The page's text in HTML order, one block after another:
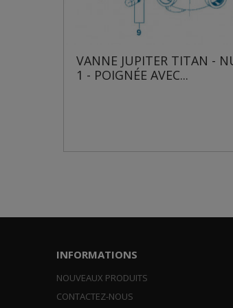
VANNE JUPITER TITAN - NUM
1 - POIGNÉE AVEC...
INFORMATIONS
NOUVEAUX PRODUITS
CONTACTEZ-NOUS